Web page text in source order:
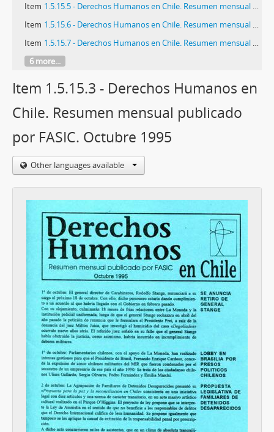
Item 1.5.15.5 - Derechos Humanos en Chile. Resumen mensual publicado por FASIC. Agosto 1995
Item 1.5.15.6 - Derechos Humanos en Chile. Resumen mensual publicado por FASIC. Julio 1995.
Item 1.5.15.7 - Derechos Humanos en Chile. Resumen mensual publicado por FASIC. Junio 1995.
6 more...
Item 1.5.15.3 - Derechos Humanos en
Chile. Resumen mensual publicado
por FASIC. Octubre 1995
Other languages available